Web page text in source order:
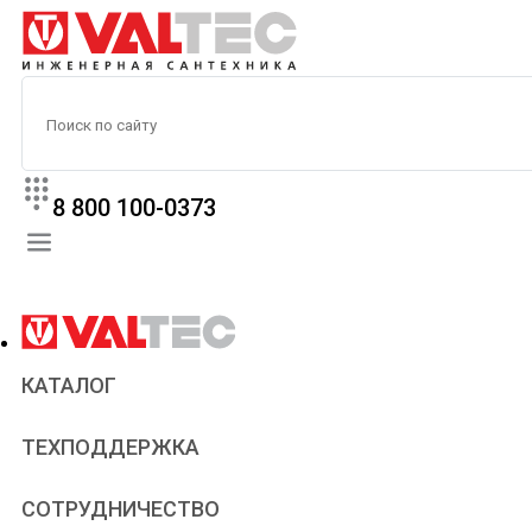
8 800 100-0373
КАТАЛОГ
ТЕХПОДДЕРЖКА
Паспорта и сертификаты
Статьи
СОТРУДНИЧЕСТВО
Сантехникам